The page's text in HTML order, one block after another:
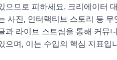
으므로 피하세요. 크리에이터
사진, 인터랙티브 스토리 등
과 라이브 스트림을 통해 커뮤
으며, 이는 수입의 핵심 지표입